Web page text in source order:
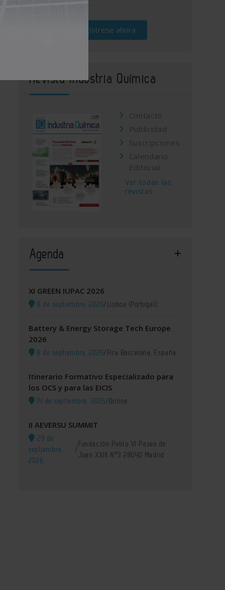
Regístrese ahora
Revista Industria Química
Contacto
Publicidad
Suscripciones
Calendario
Editorial
Ver todas las
revistas
Agenda
XI GREEN IUPAC 2026
8 de septiembre, 2026/Lisboa (Portugal)
Battery & Energy Storage Tech Europe
2026
8 de septiembre, 2026/Fira Barcelona, España
Itinerario Formativo Especializado para
los OCS y para las EICIS
14 de septiembre, 2026/Online
II AEVERSU SUMMIT
29 de
septiembre,
2026
/
Fundación Pablo VI Paseo de
Juan XXIII Nº3 28040 Madrid